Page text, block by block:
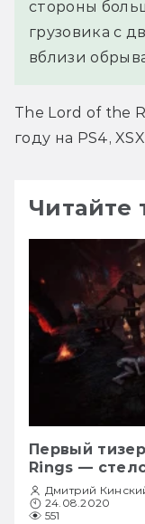
стороны
грузовика с
вблизи
The Lord of the
году на PS4,
Читайте
Первый
Rings —
Дмитрий
24.08.2020
551